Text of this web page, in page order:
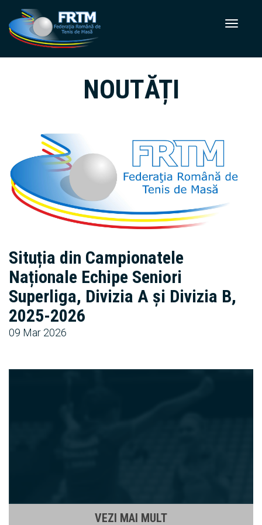
NOUTĂȚI
Situția din Campionatele
Naționale Echipe Seniori
Superliga, Divizia A și Divizia B,
2025-2026
09 Mar 2026
VEZI MAI MULT